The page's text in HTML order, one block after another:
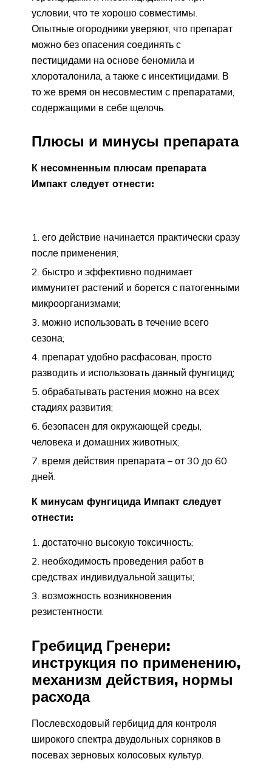
условии, что те хорошо совместимы.
Опытные огородники уверяют, что препарат
можно без опасения соединять с
пестицидами на основе беномила и
хлороталонила, а также с инсектицидами. В
то же время он несовместим с препаратами,
содержащими в себе щелочь.
Плюсы и минусы препарата
К несомненным плюсам препарата
Импакт следует отнести:
его действие начинается практически сразу
после применения;
быстро и эффективно поднимает
иммунитет растений и борется с патогенными
микроорганизмами;
можно использовать в течение всего
сезона;
препарат удобно расфасован, просто
разводить и использовать данный фунгицид;
обрабатывать растения можно на всех
стадиях развития;
безопасен для окружающей среды,
человека и домашних животных;
время действия препарата – от 30 до 60
дней.
К минусам фунгицида Импакт следует
отнести:
достаточно высокую токсичность;
необходимость проведения работ в
средствах индивидуальной защиты;
возможность возникновения
резистентности.
Гребицид Гренери:
инструкция по применению,
механизм действия, нормы
расхода
Послевсходовый гербицид для контроля
широкого спектра двудольных сорняков в
посевах зерновых колосовых культур.